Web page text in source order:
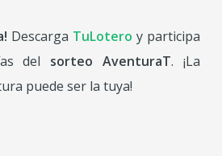
Descarga TuLotero y participa
del sorteo AventuraT. ¡La
puede ser la tuya!